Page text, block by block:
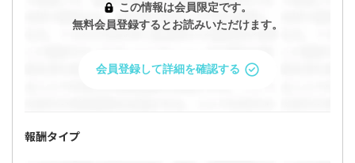
この情報は会員限定です。
無料会員登録するとお読みいただけます。
会員登録して詳細を確認する
報酬タイプ